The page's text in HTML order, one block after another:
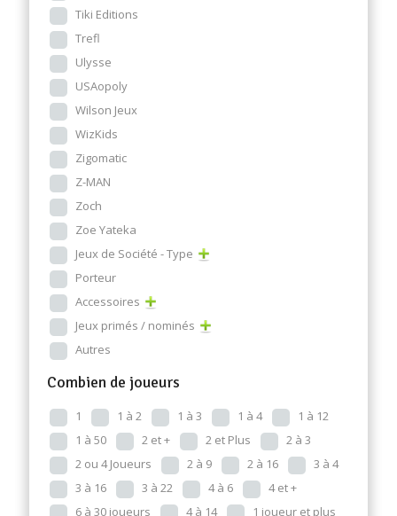
Tiki Editions
Trefl
Ulysse
USAopoly
Wilson Jeux
WizKids
Zigomatic
Z-MAN
Zoch
Zoe Yateka
Jeux de Société - Type
Porteur
Accessoires
Jeux primés / nominés
Autres
Combien de joueurs
1 1 à 2 1 à 3 1 à 4
1 à 12
1 à 50
2 et + 2 et Plus
2 à 3
2 ou 4 Joueurs
2 à 9 2 à 16
3 à 4
3 à 16
3 à 22 4 à 6
4 et +
6 à 30 joueurs
4 à 14
1 joueur et plus